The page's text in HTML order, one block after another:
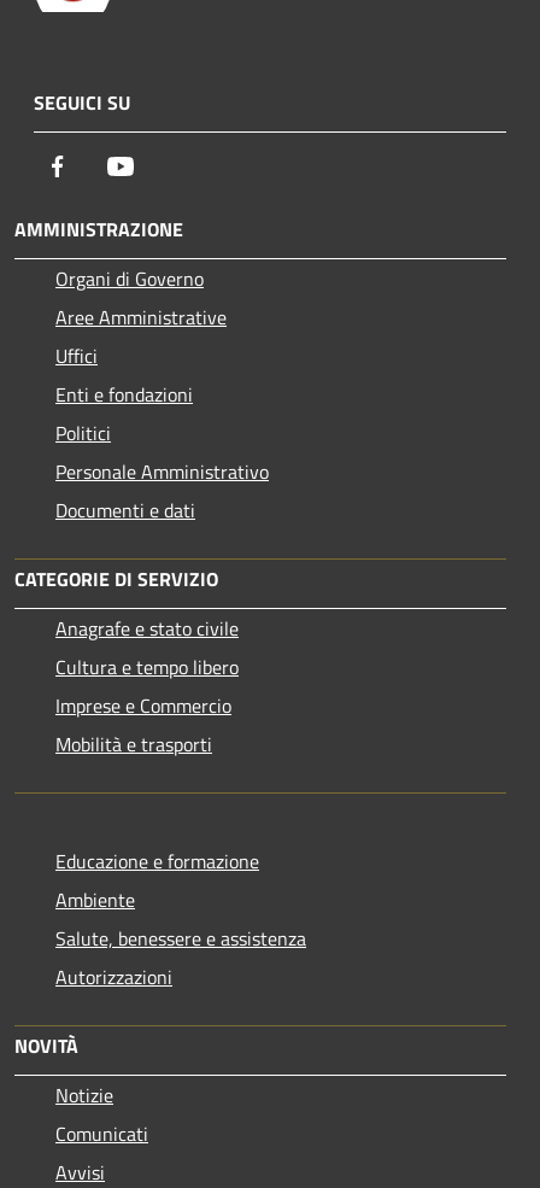
SEGUICI SU
Facebook
AMMINISTRAZIONE
Organi di Governo
Aree Amministrative
Uffici
Enti e fondazioni
Politici
Personale Amministrativo
Documenti e dati
CATEGORIE DI SERVIZIO
Anagrafe e stato civile
Cultura e tempo libero
Imprese e Commercio
Mobilità e trasporti
Educazione e formazione
Ambiente
Salute, benessere e assistenza
Autorizzazioni
NOVITÀ
Notizie
Comunicati
Avvisi